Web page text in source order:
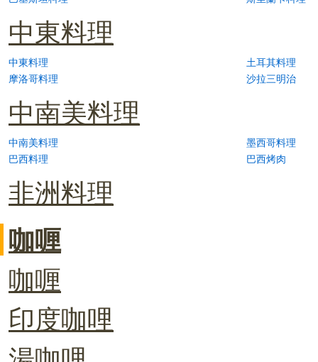
中東料理
中東料理
土耳其料理
摩洛哥料理
沙拉三明治
中南美料理
中南美料理
墨西哥料理
巴西料理
巴西烤肉
非洲料理
咖喱
咖喱
印度咖哩